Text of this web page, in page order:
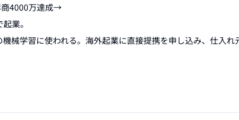
4000万達成→
業。
械学習に使われる。海外起業に直接提携を申し込み、仕入れ